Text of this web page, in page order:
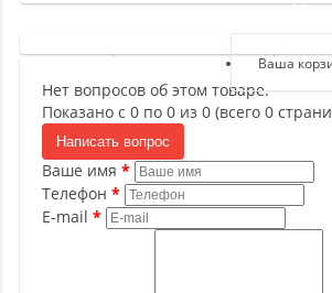
Регистрация
Авторизация
Ваша
Нет вопросов об этом товаре.
Показано с 0 по 0 из 0 (всего 0
Написать вопрос
Ваше имя
Телефон
E-mail